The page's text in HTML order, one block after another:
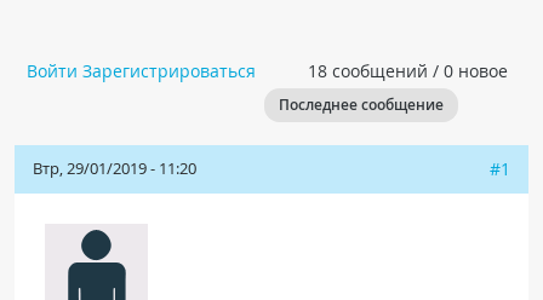
ОБРАЗОВАНИЕ
Интерактивные задания
Презентации
Видео
Журнал "Лучевая диагностика и терапия"
18 сообщений / 0 новое
Войти Зарегистрироваться
Последнее сообщение
Втр, 29/01/2019 - 11:20 #1